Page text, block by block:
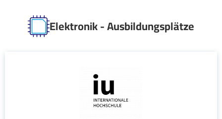
Elektronik - Ausbildungsplätze